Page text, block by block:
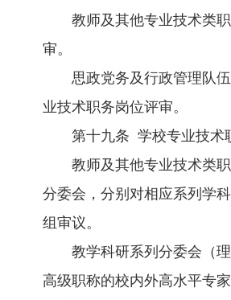
教师及其他专业技术类
审。
思政党务及行政管理队
业技术职务岗位评审。
第十九条 学校专业技术
教师及其他专业技术类
分委会，分别对相应系列学
组审议。
教学科研系列分委会（
高级职称的校内外高水平专家